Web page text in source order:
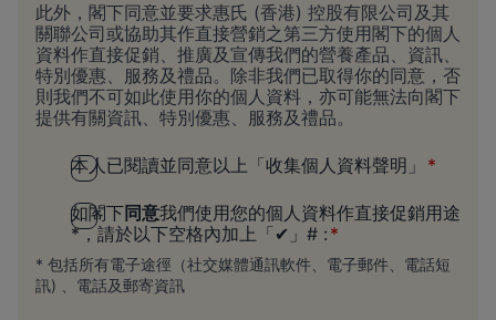
此外，閣下同意並要求惠氏 (香港) 控股有限公司及其
關聯公司或協助其作直接營銷之第三方使用閣下的個人
資料作直接促銷、推廣及宣傳我們的營養產品、資訊、
特別優惠、服務及禮品。除非我們已取得你的同意，否
則我們不可如此使用你的個人資料，亦可能無法向閣下
提供有關資訊、特別優惠、服務及禮品。
本人已閱讀並同意以上「收集個人資料聲明」
如閣下同意我們使用您的個人資料作直接促銷用途
*，請於以下空格內加上「✔」# :
* 包括所有電子途徑（社交媒體通訊軟件、電子郵件、電話短
訊) 、電話及郵寄資訊